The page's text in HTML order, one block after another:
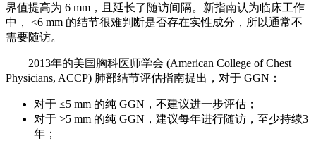
界值提高为 6 mm，且延长了随访间隔。新指南认为临床工作
中， <6 mm 的结节很难判断是否存在实性成分，所以通常不
需要随访。
2013年的美国胸科医师学会 (American College of Chest
Physicians, ACCP) 肺部结节评估指南提出，对于 GGN：
对于 ≤5 mm 的纯 GGN，不建议进一步评估；
对于 >5 mm 的纯 GGN，建议每年进行随访，至少持续3
年；